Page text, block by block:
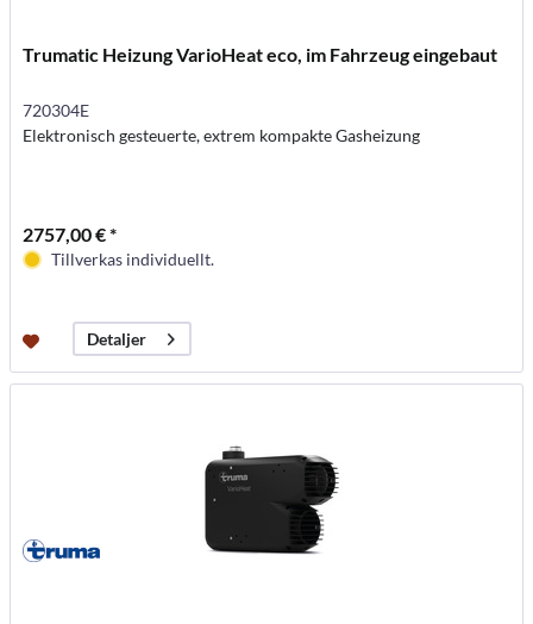
Trumatic Heizung VarioHeat eco, im Fahrzeug eingebaut
720304E
Elektronisch gesteuerte, extrem kompakte Gasheizung
2757,00 € *
Tillverkas individuellt.
Detaljer